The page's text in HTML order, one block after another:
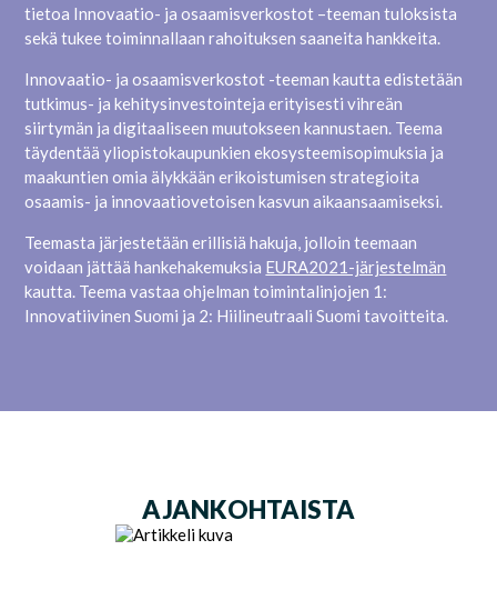
tietoa Innovaatio- ja osaamisverkostot –teeman tuloksista
sekä tukee toiminnallaan rahoituksen saaneita hankkeita.
Innovaatio- ja osaamisverkostot -teeman kautta edistetään
tutkimus- ja kehitysinvestointeja erityisesti vihreän
siirtymän ja digitaaliseen muutokseen kannustaen. Teema
täydentää yliopistokaupunkien ekosysteemisopimuksia ja
maakuntien omia älykkään erikoistumisen strategioita
osaamis- ja innovaatiovetoisen kasvun aikaansaamiseksi.
Teemasta järjestetään erillisiä hakuja, jolloin teemaan
voidaan jättää hankehakemuksia EURA2021-järjestelmän
kautta Teema vastaa ohjelman toimintalinjojen 1:
Innovatiivinen Suomi ja 2: Hiilineutraali Suomi tavoitteita.
AJANKOHTAISTA